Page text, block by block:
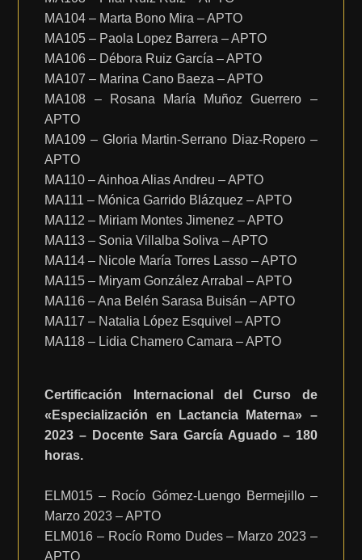
MA104 – Marta Bono Mira – APTO
MA105 – Paola Lopez Barrera – APTO
MA106 – Débora Ruiz García – APTO
MA107 – Marina Cano Baeza – APTO
MA108 – Rosana María Muñoz Guerrero –
APTO
MA109 – Gloria Martin-Serrano Diaz-Ropero –
APTO
MA110 – Ainhoa Alias Andreu – APTO
MA111 – Mónica Garrido Blázquez – APTO
MA112 – Miriam Montes Jimenez – APTO
MA113 – Sonia Villalba Soliva – APTO
MA114 – Nicole María Torres Lasso – APTO
MA115 – Miryam González Arrabal – APTO
MA116 – Ana Belén Sarasa Buisán – APTO
MA117 – Natalia López Esquivel – APTO
MA118 – Lidia Chamero Camara – APTO
Certificación Internacional del Curso de
«Especialización en Lactancia Materna» –
2023 – Docente Sara García Aguado – 180
horas.
ELM015 – Rocío Gómez-Luengo Bermejillo –
Marzo 2023 – APTO
ELM016 – Rocío Romo Dudes – Marzo 2023 –
APTO